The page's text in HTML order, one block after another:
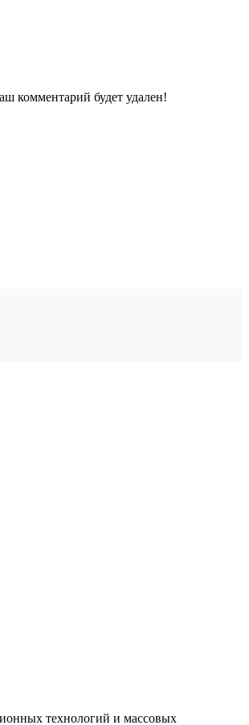
комментарий будет удален!
технологий и массовых